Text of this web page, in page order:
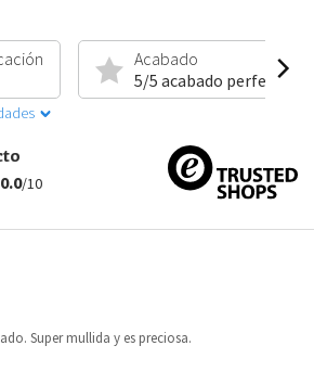
Acabado
5/5 acabado perfecto
/10
Super mullida y es preciosa.